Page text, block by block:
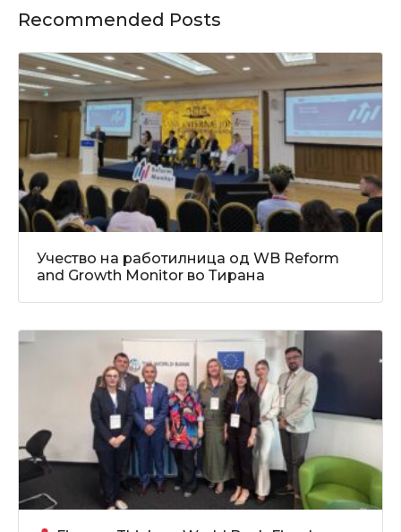
Recommended Posts
Учество на работилница од WB Reform
and Growth Monitor во Тирана